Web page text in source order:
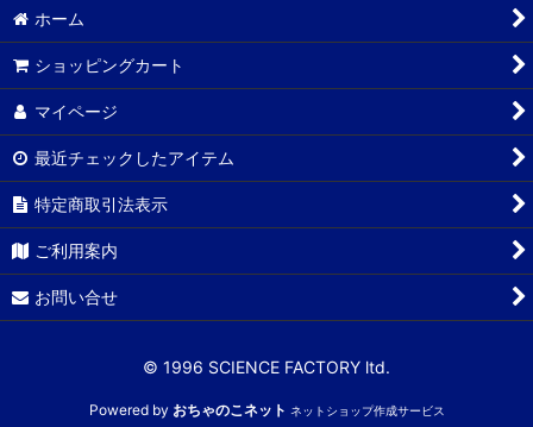
ホーム
ショッピングカート
マイページ
最近チェックしたアイテム
特定商取引法表示
ご利用案内
お問い合せ
© 1996 SCIENCE FACTORY ltd.
Powered by おちゃのこネット ネットショップ作成サービス